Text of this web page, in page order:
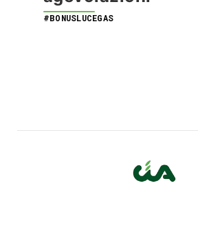
#BONUSLUCEGAS